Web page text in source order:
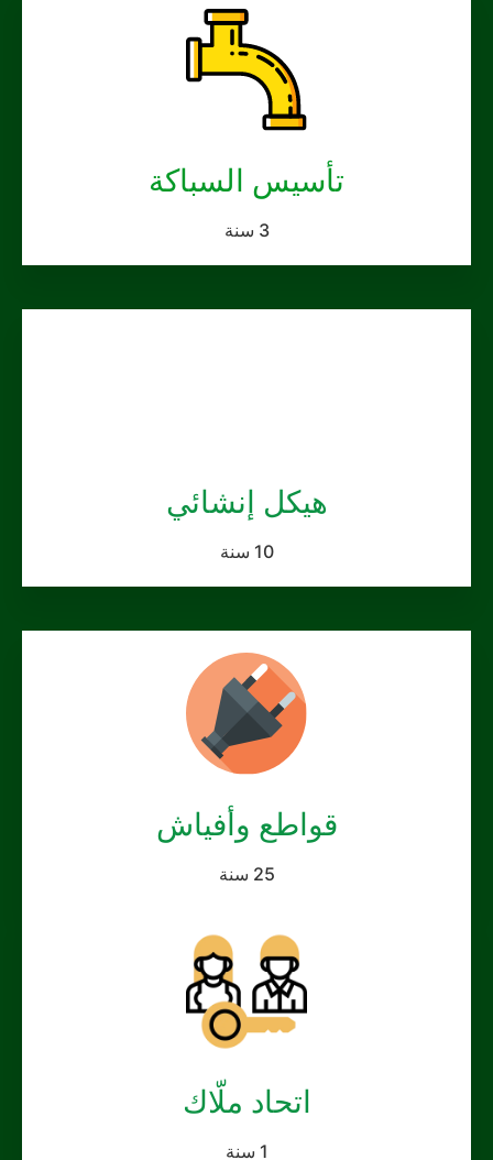
تأسيس السباكة
3 سنة
هيكل إنشائي
10 سنة
قواطع وأفياش
25 سنة
اتحاد ملّاك
1 سنة